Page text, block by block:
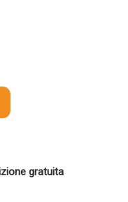
gratuita